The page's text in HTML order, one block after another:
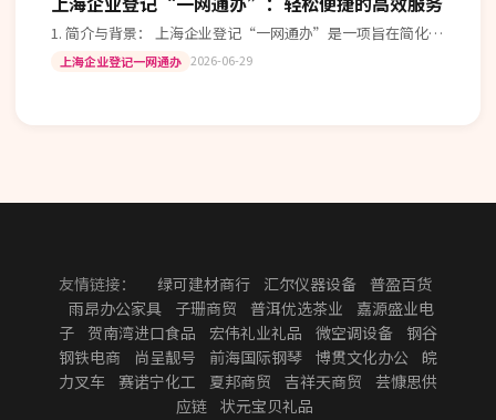
1. 简介与背景： 上海企业登记“一网通办”是一项旨在简化企
业注册流程、提高行政效率的服务。自实施以来，受到众多企
上海企业登记一网通办 2026-06-29
友情链接： 绿可建材商行 汇尔仪器设备
普盈百货
雨昂办公家具
子珊商贸 普洱优选茶业
嘉源盛业电
子
贺南湾进口食品 宏伟礼业礼品 微空调设备
钢谷
钢铁电商
尚呈靓号 前海国际钢琴 博贯文化办公
皖
力叉车
赛诺宁化工 夏邦商贸 吉祥天商贸
芸慷思供
应链 状元宝贝礼品